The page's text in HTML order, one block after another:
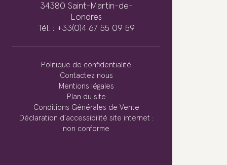
34380 Saint-Martin-de-
Londres
Tél. : +33(0)4 67 55 09 59
Politique de confidentialité
Contactez nous
Mentions légales
Plan du site
Conditions Générales de Vente
Déclaration d’accessibilité site internet :
non conforme